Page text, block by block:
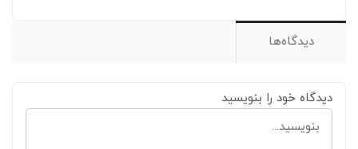
دیدگاه‌ها
دیدگاه خود را بنویسید